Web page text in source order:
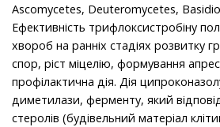
Ascomycetes, Deuteromycetes,
Ефективність трифлоксистробіну
хвороб на ранніх стадіях розвитку
спор, ріст міцелію, формування
профілактична дія. Дія
диметилази, ферменту, який
стеролів (будівельний матеріал